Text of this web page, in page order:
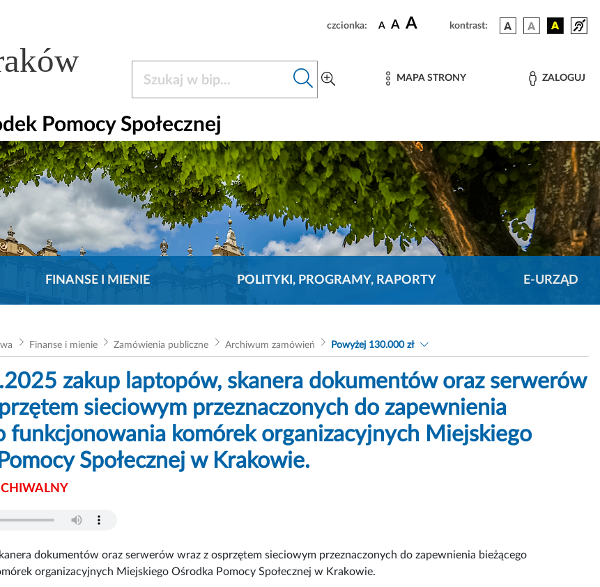
czcionka: A A A kontrast:
MAPA STRONY ZALOGUJ
Pomocy Społecznej
FINANSE I MIENIE POLITYKI, PROGRAMY, RAPORTY E-URZĄD
Finanse i mienie Zamówienia publiczne Archiwum zamówień Powyżej 130.000 zł
zakup laptopów, skanera dokumentów oraz serwerów
sieciowym przeznaczonych do zapewnienia
funkcjonowania komórek organizacyjnych Miejskiego
Społecznej w Krakowie.
dokumentów oraz serwerów wraz z osprzętem sieciowym przeznaczonych do zapewnienia bieżącego
organizacyjnych Miejskiego Ośrodka Pomocy Społecznej w Krakowie.